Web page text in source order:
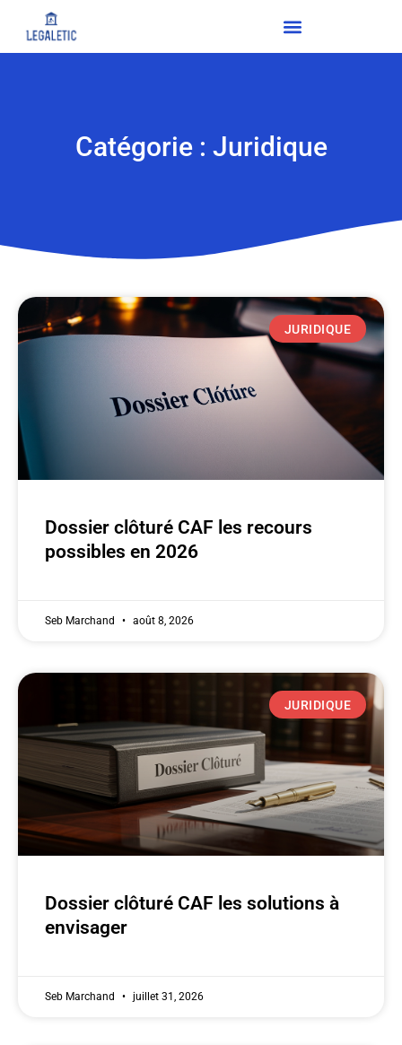
Catégorie : Juridique
JURIDIQUE
Dossier clôturé CAF les recours
possibles en 2026
Seb Marchand août 8, 2026
JURIDIQUE
Dossier clôturé CAF les solutions à
envisager
Seb Marchand juillet 31, 2026